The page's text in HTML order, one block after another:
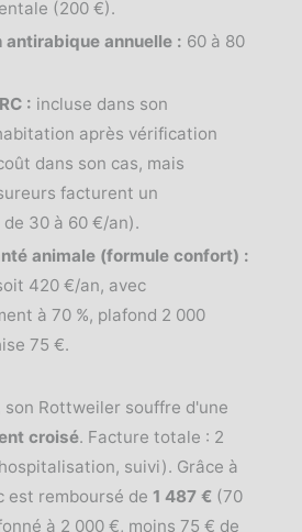
(200 €).
antirabique annuelle : 60 à 80
: incluse dans son
après vérification
dans son cas, mais
facturent un
30 à 60 €/an).
animale (formule confort) :
420 €/an, avec
à 70 %, plafond 2 000
75 €.
son Rottweiler souffre d'une
croisé. Facture totale : 2
suivi). Grâce à
est remboursé de 1 487 € (70
à 2 000 €, moins 75 € de